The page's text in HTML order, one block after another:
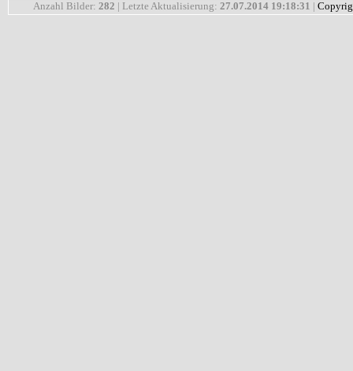
Anzahl Bilder: 282 | Letzte Aktualisierung: 27.07.2014 19:18:31